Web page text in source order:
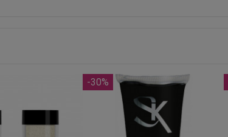
-30%